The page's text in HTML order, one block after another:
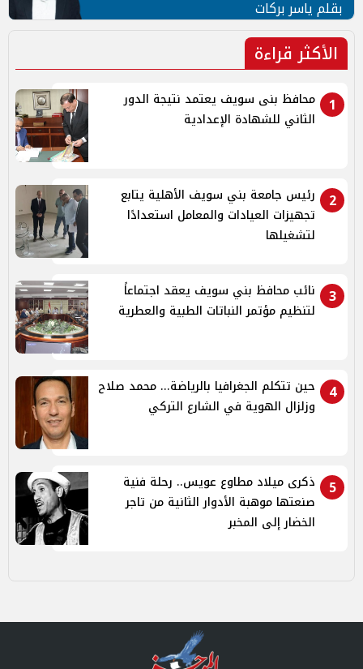
بقلم ياسر بركات
الأكثر قراءة
1
محافظ بنى سويف يعتمد نتيجة الدور
الثاني للشهادة الإعدادية
2
رئيس جامعة بني سويف الأهلية يتابع
تجهيزات العيادات والمعامل استعدادًا
لتشغيلها
3
نائب محافظ بني سويف يعقد اجتماعاً
لتنظيم مؤتمر النباتات الطبية والعطرية
4
حين تتكلم الجغرافيا بالرياضة... محمد صلاح
وزلزال الهوية في الشارع التركي
5
ذكرى ميلاد مطاوع عويس.. رحلة فنية
صنعتها موهبة الأدوار الثانية من تاجر
الخضار إلى المخبر